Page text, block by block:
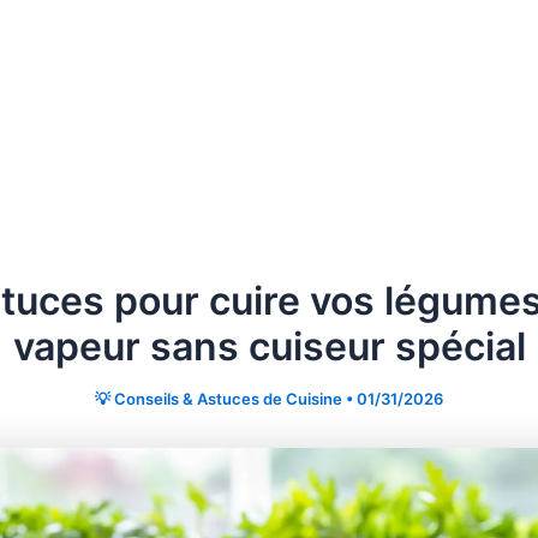
pour cuire vos
vapeur sans cuiseur spécial
💡 Conseils & Astuces de Cuisine •01/31/2026